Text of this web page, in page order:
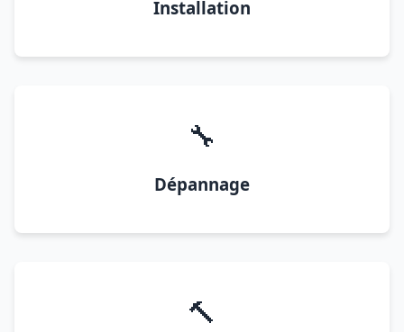
Installation
🔧
Dépannage
🔨